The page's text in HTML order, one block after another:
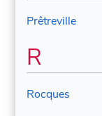
Prêtreville
R
Rocques